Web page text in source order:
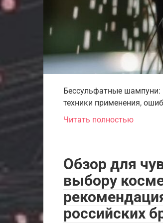
Бессульфатные
техники применения,
Читать полностью
Обзор для
выбору
российских